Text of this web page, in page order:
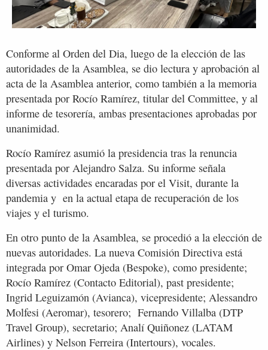
Conforme al Orden del Dia, luego de la elección de las
autoridades de la Asamblea, se dio lectura y aprobación al
acta de la Asamblea anterior, como también a la memoria
presentada por Rocío Ramírez, titular del Committee, y al
informe de tesorería, ambas presentaciones aprobadas por
unanimidad.
Rocío Ramírez asumió la presidencia tras la renuncia
presentada por Alejandro Salza. Su informe señala
diversas actividades encaradas por el Visit, durante la
pandemia y en la actual etapa de recuperación de los
viajes y el turismo.
En otro punto de la Asamblea, se procedió a la elección de
nuevas autoridades. La nueva Comisión Directiva está
integrada por Omar Ojeda (Bespoke), como presidente;
Rocío Ramírez (Contacto Editorial), past presidente;
Ingrid Leguizamón (Avianca), vicepresidente; Alessandro
Molfesi (Aeromar), tesorero; Fernando Villalba (DTP
Travel Group), secretario; Analí Quiñonez (LATAM
Airlines) y Nelson Ferreira (Intertours), vocales.